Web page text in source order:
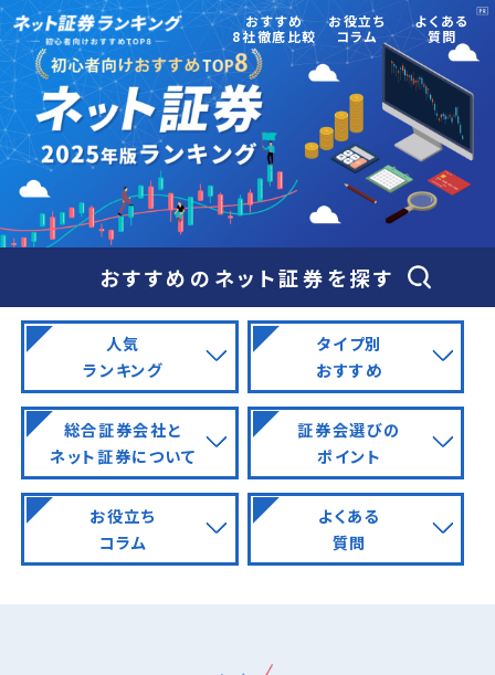
おすすめ
8社徹底比較
お役立ち
コラム
よくある
質問
おすすめのネット証券を探す
人気
ランキング
タイプ別
おすすめ
総合証券会社と
ネット証券について
証券会選びの
ポイント
お役立ち
コラム
よくある
質問